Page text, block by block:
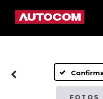
FOTOS
Por